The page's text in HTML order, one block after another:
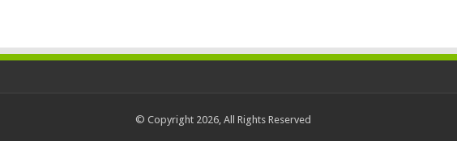
© Copyright 2026, All Rights Reserved